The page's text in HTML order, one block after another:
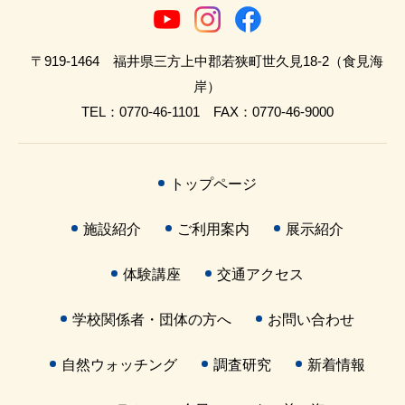
〒919-1464 福井県三方上中郡若狭町世久見18-2（食見海
岸）
TEL：0770-46-1101 FAX：0770-46-9000
トップページ
施設紹介 ご利用案内 展示紹介
体験講座 交通アクセス
学校関係者・団体の方へ お問い合わせ
自然ウォッチング 調査研究 新着情報